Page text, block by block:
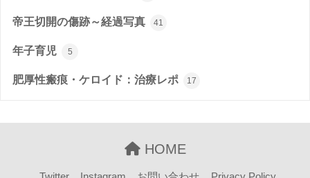
帝王切開の傷跡～経過写真 41
年子育児 5
肥厚性瘢痕・ケロイド：治療レポ 17
HOME